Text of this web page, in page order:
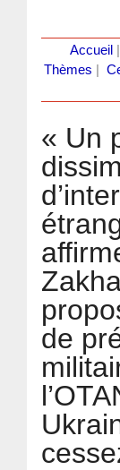
Accueil
Thèmes
« Un
de